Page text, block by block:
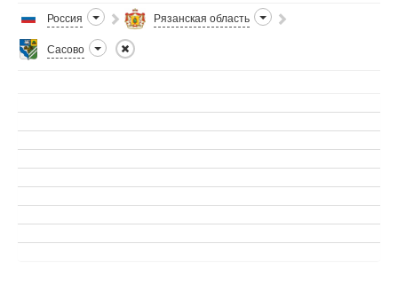
Россия Рязанская область
Сасово